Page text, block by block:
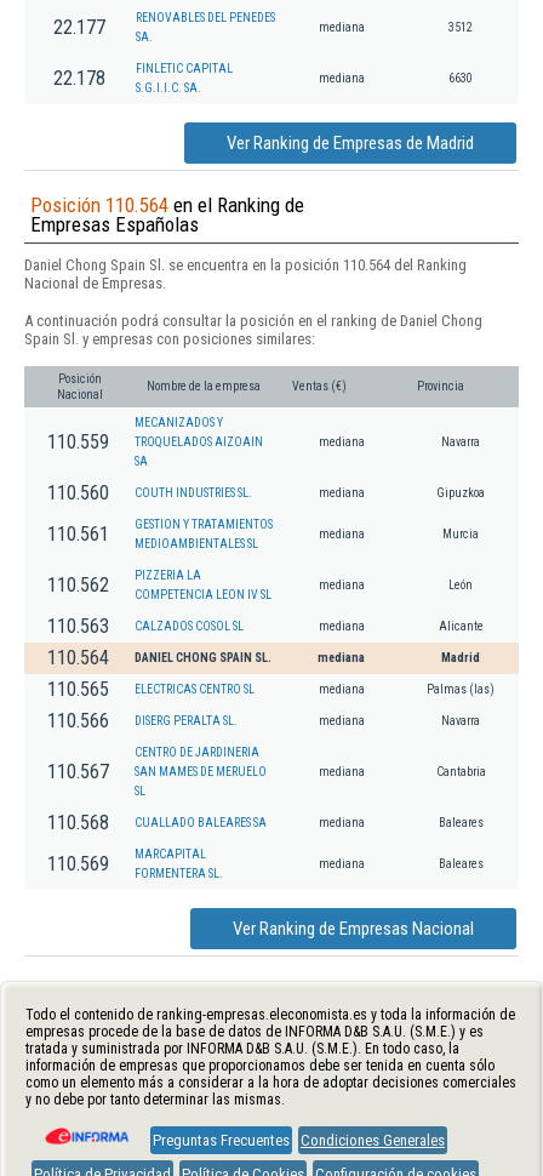
22.177
RENOVABLES DEL PENEDES
SA.
mediana 3512
22.178
FINLETIC CAPITAL
S.G.I.I.C. SA.
mediana 6630
Ver Ranking de Empresas de Madrid
Posición 110.564 en el Ranking de
Empresas Españolas
Daniel Chong Spain Sl. se encuentra en la posición 110.564 del Ranking
Nacional de Empresas.
A continuación podrá consultar la posición en el ranking de Daniel Chong
Spain Sl. y empresas con posiciones similares:
Posición
Nacional
Nombre de la empresa Ventas (€) Provincia
110.559
MECANIZADOS Y
TROQUELADOS AIZOAIN
SA
mediana Navarra
110.560 COUTH INDUSTRIES SL. mediana Gipuzkoa
110.561
GESTION Y TRATAMIENTOS
MEDIOAMBIENTALES SL
mediana Murcia
110.562
PIZZERIA LA
COMPETENCIA LEON IV SL
mediana León
110.563 CALZADOS COSOL SL mediana Alicante
110.564 DANIEL CHONG SPAIN SL. mediana Madrid
110.565 ELECTRICAS CENTRO SL mediana Palmas (las)
110.566 DISERG PERALTA SL. mediana Navarra
110.567
CENTRO DE JARDINERIA
SAN MAMES DE MERUELO
SL
mediana Cantabria
110.568 CUALLADO BALEARES SA mediana Baleares
110.569
MARCAPITAL
FORMENTERA SL.
mediana Baleares
Ver Ranking de Empresas Nacional
Todo el contenido de ranking-empresas.eleconomista.es y toda la información de
empresas procede de la base de datos de INFORMA D&B S.A.U. (S.M.E.) y es
tratada y suministrada por INFORMA D&B S.A.U. (S.M.E.). En todo caso, la
información de empresas que proporcionamos debe ser tenida en cuenta sólo
como un elemento más a considerar a la hora de adoptar decisiones comerciales
y no debe por tanto determinar las mismas.
Preguntas Frecuentes Condiciones Generales